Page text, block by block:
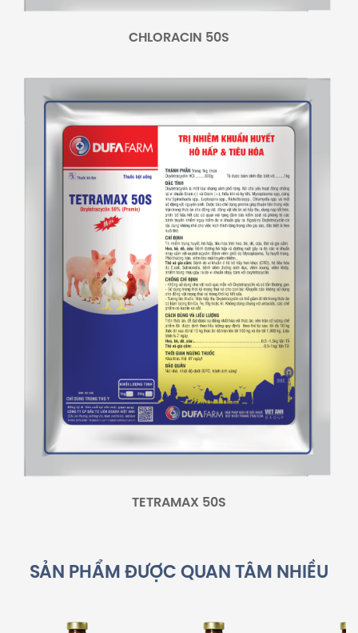
CHLORACIN 50S
TETRAMAX 50S
SẢN PHẨM ĐƯỢC QUAN TÂM NHIỀU